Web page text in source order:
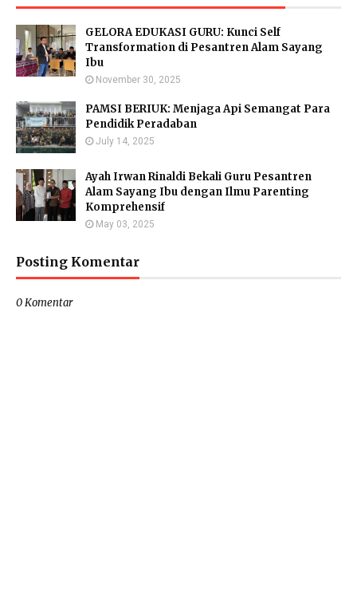
GELORA EDUKASI GURU: Kunci Self
Transformation di Pesantren Alam Sayang
Ibu
November 30, 2025
PAMSI BERIUK: Menjaga Api Semangat Para
Pendidik Peradaban
July 14, 2025
Ayah Irwan Rinaldi Bekali Guru Pesantren
Alam Sayang Ibu dengan Ilmu Parenting
Komprehensif
May 03, 2025
Posting Komentar
0 Komentar